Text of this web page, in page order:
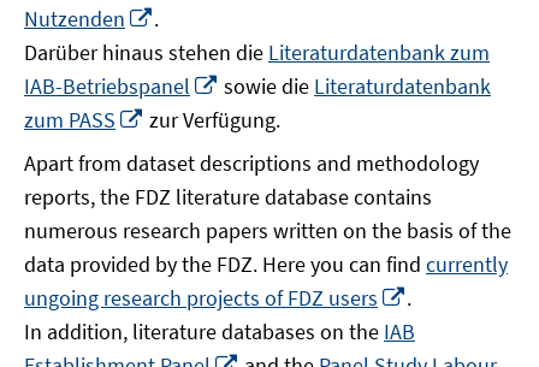
Nutzenden
neuem
Fenster
öffnen
.
Darüber hinaus stehen die Literaturdatenbank zum
IAB-Betriebspanel
In
neuem
Fenster
öffnen
sowie die Literaturdatenbank
zum PASS
In
Fenster
öffnen
zur Verfügung.
Apart from dataset descriptions and methodology
reports, the FDZ literature database contains
numerous research papers written on the basis of the
data provided by the FDZ. Here you can find currently
ungoing research projects of FDZ users
neuem
Fenster
.
In addition, literature databases on the IAB